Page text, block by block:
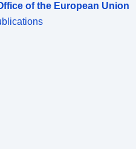
of the European Union